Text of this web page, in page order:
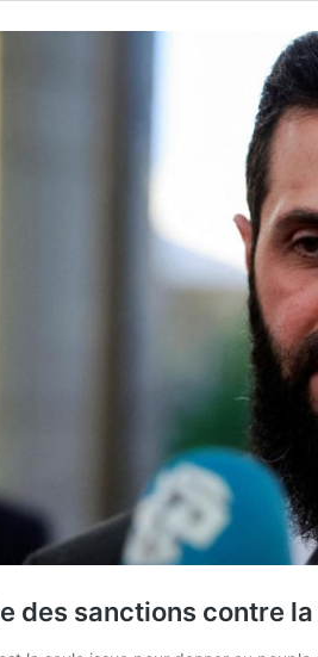
des sanctions contre